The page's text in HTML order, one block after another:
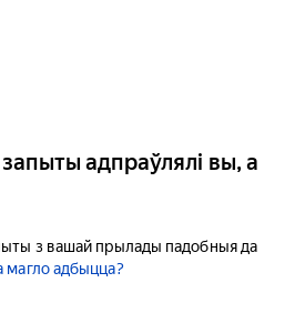
адпраўлялі вы, а
з вашай прылады падобныя да
магло адбыцца?